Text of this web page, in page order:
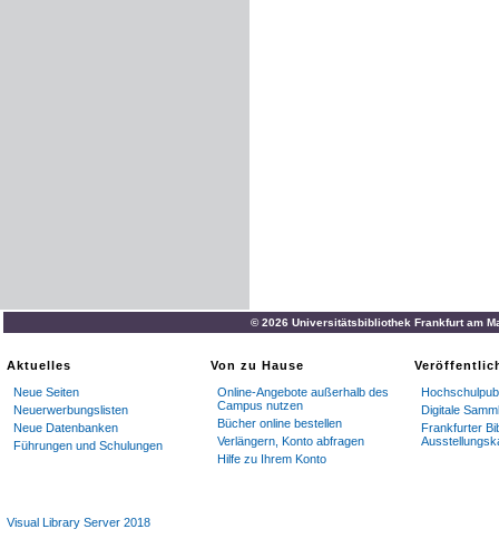
© 2026 Universitätsbibliothek Frankfurt am
Aktuelles
Neue Seiten
Neuerwerbungslisten
Neue Datenbanken
Führungen und Schulungen
Von zu Hause
Online-Angebote außerhalb des
Campus nutzen
Bücher online bestellen
Verlängern, Konto abfragen
Hilfe zu Ihrem Konto
Digitale
Frankfurter
Visual Library Server 2018